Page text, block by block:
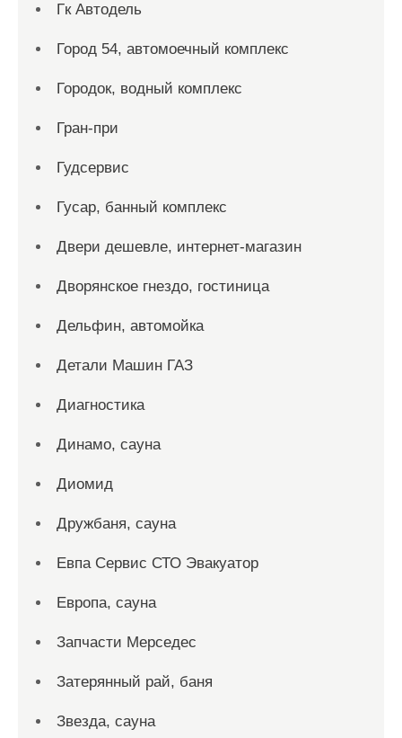
Гк Автодель
Город 54, автомоечный комплекс
Городок, водный комплекс
Гран-при
Гудсервис
Гусар, банный комплекс
Двери дешевле, интернет-магазин
Дворянское гнездо, гостиница
Дельфин, автомойка
Детали Машин ГАЗ
Диагностика
Динамо, сауна
Диомид
Дружбаня, сауна
Евпа Сервис СТО Эвакуатор
Европа, сауна
Запчасти Мерседес
Затерянный рай, баня
Звезда, сауна